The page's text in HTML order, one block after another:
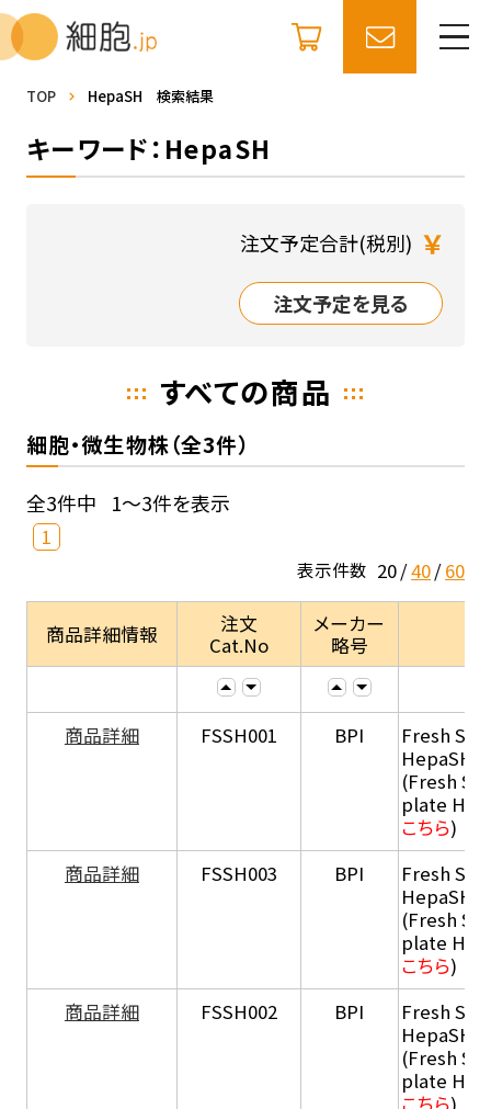
TOP HepaSH 検索結果
キーワード：HepaSH
注文予定合計(税別) ￥
注文予定を見る
すべての商品
細胞・微生物株（全3件）
全3件中 1～3件を表示
1
表示件数 20 40 60
商品詳細情報
注文
Cat.No
メーカー
略号
商品詳細 FSSH001 BPI
Fresh
HepaSH®
(Fresh
plate
こちら)
商品詳細
FSSH003 BPI
Fresh
HepaSH®
(Fresh
plate
こちら)
商品詳細
FSSH002 BPI
Fresh
HepaSH®
(Fresh
plate
こちら)